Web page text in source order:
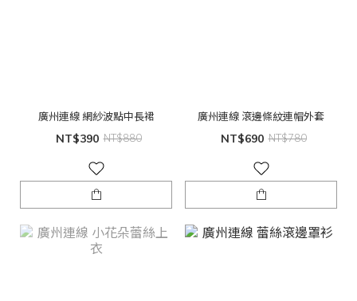
廣州連線 網紗波點中長裙
NT$390 NT$880
廣州連線 滾邊條紋連帽外套
NT$690 NT$780